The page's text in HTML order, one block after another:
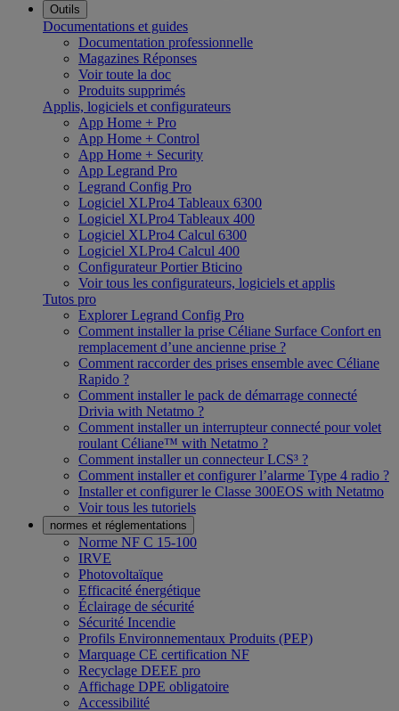
Outils
Documentations et guides
Documentation professionnelle
Magazines Réponses
Voir toute la doc
Produits supprimés
Applis, logiciels et configurateurs
App Home + Pro
App Home + Control
App Home + Security
App Legrand Pro
Legrand Config Pro
Logiciel XLPro4 Tableaux 6300
Logiciel XLPro4 Tableaux 400
Logiciel XLPro4 Calcul 6300
Logiciel XLPro4 Calcul 400
Configurateur Portier Bticino
Voir tous les configurateurs, logiciels et applis
Tutos pro
Explorer Legrand Config Pro
Comment installer la prise Céliane Surface Confort en
remplacement d’une ancienne prise ?
Comment raccorder des prises ensemble avec Céliane
Rapido ?
Comment installer le pack de démarrage connecté
Drivia with Netatmo ?
Comment installer un interrupteur connecté pour volet
roulant Céliane™ with Netatmo ?
Comment installer un connecteur LCS³ ?
Comment installer et configurer l’alarme Type 4 radio ?
Installer et configurer le Classe 300EOS with Netatmo
Voir tous les tutoriels
normes et réglementations
Norme NF C 15-100
IRVE
Photovoltaïque
Efficacité énergétique
Éclairage de sécurité
Sécurité Incendie
Profils Environnementaux Produits (PEP)
Marquage CE certification NF
Recyclage DEEE pro
Affichage DPE obligatoire
Accessibilité